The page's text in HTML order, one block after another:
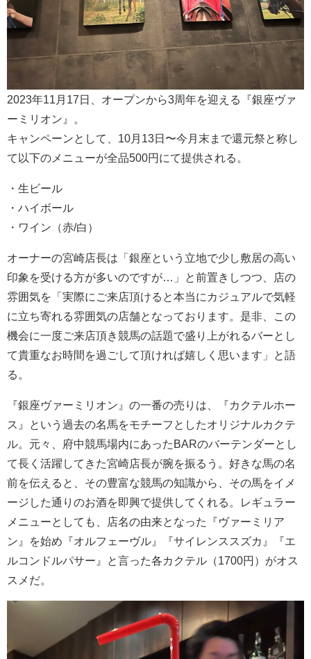
2023年11月17日、オープンから3周年を迎える『銀座ヴァ
ーミリオン』。
キャンペーンとして、10月13日〜今月末まで還元祭と称し
て以下のメニューが全品500円にて提供される。
・生ビール
・ハイボール
・ワイン（赤/白）
オーナーの宮崎店長は「銀座という立地で少し敷居の高い
印象を受ける方が多いのですが…」と前置きしつつ、店の
雰囲気を「実際にご来店頂けると本当にカジュアルで気軽
に立ち寄れる雰囲気の店舗となっております。是非、この
機会に一度ご来店頂き競馬の話題で盛り上がれるバーとし
て貴重なお時間を過ごして頂ければ嬉しく思います」と語
る。
『銀座ヴァーミリオン』の一番の売りは、『カクテルホー
ス』という過去の名馬をモチーフとしたオリジナルカクテ
ル。元々、府中競馬場内にあったBARのバーテンダーとし
て長く活躍してきた宮崎店長が腕を振るう。好きな馬の名
前を伝えると、その豊富な競馬の知識から、その馬をイメ
ージした通りのお酒を即興で提供してくれる。レギュラー
メニューとしても、店名の由来となった『ヴァーミリア
ン』を始め『オルフェーヴル』『サイレンススズカ』『エ
ルコンドルパサー』と言った各カクテル（1700円）がオス
スメだ。